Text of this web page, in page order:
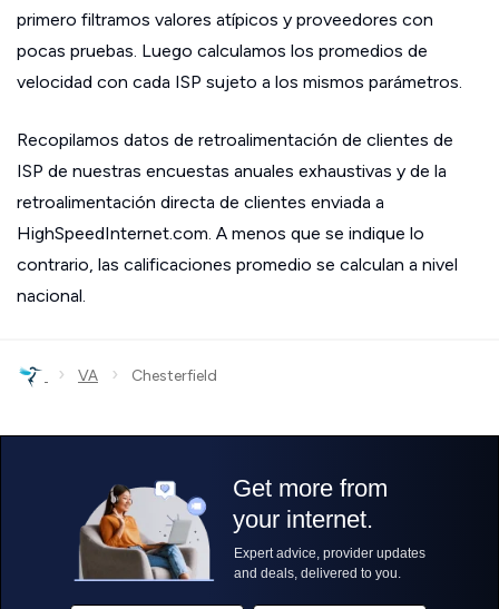
primero filtramos valores atípicos y proveedores con
pocas pruebas. Luego calculamos los promedios de
velocidad con cada ISP sujeto a los mismos parámetros.
Recopilamos datos de retroalimentación de clientes de
ISP de nuestras encuestas anuales exhaustivas y de la
retroalimentación directa de clientes enviada a
HighSpeedInternet.com. A menos que se indique lo
contrario, las calificaciones promedio se calculan a nivel
nacional.
› VA › Chesterfield